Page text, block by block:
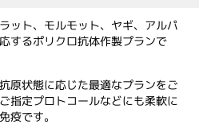
ット、モルモット、ヤギ、アルパ
するポリクロ抗体作製プランで
原状態に応じた最適なプランをご
指定プロトコールなどにも柔軟に
疫です。